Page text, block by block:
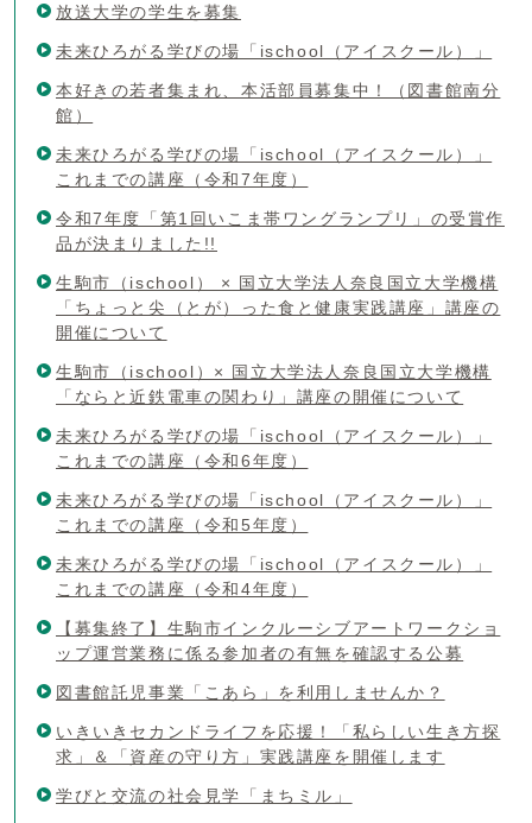
放送大学の学生を募集
未来ひろがる学びの場「ischool（アイスクール）」
本好きの若者集まれ、本活部員募集中！（図書館南分
館）
未来ひろがる学びの場「ischool（アイスクール）」
これまでの講座（令和7年度）
令和7年度「第1回いこま帯ワングランプリ」の受賞作
品が決まりました!!
生駒市（ischool） × 国立大学法人奈良国立大学機構
「ちょっと尖（とが）った食と健康実践講座」講座の
開催について
生駒市（ischool）× 国立大学法人奈良国立大学機構
「ならと近鉄電車の関わり」講座の開催について
未来ひろがる学びの場「ischool（アイスクール）」
これまでの講座（令和6年度）
未来ひろがる学びの場「ischool（アイスクール）」
これまでの講座（令和5年度）
未来ひろがる学びの場「ischool（アイスクール）」
これまでの講座（令和4年度）
【募集終了】生駒市インクルーシブアートワークショ
ップ運営業務に係る参加者の有無を確認する公募
図書館託児事業「こあら」を利用しませんか？
いきいきセカンドライフを応援！「私らしい生き方探
求」＆「資産の守り方」実践講座を開催します
学びと交流の社会見学「まちミル」